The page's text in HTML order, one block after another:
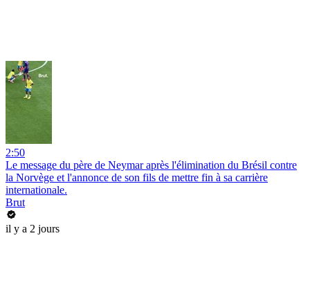
2:50
Le message du père de Neymar après l'élimination du Brésil contre
la Norvège et l'annonce de son fils de mettre fin à sa carrière
internationale.
Brut
il y a 2 jours